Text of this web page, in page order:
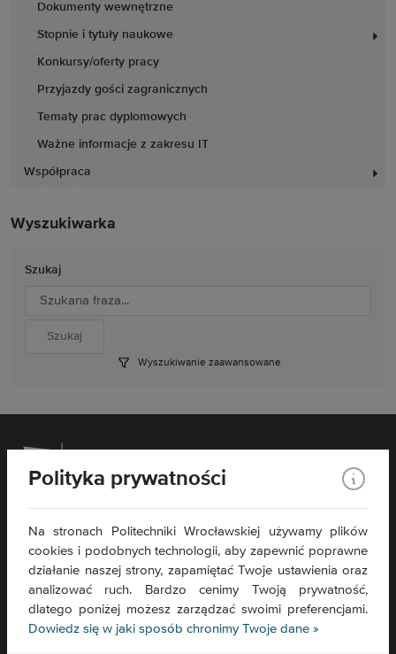
Dokumenty wewnętrzne
Stopnie i tytuły naukowe
Konkursy/oferty pracy
Przyjazdy gości zagranicznych
Tematy prac dyplomowych
Ważne informacje z zakresu IT
Współpraca
Wyszukiwarka
Szukaj
Wyszukiwanie zaawansowane
Wydział Chemiczny
ul. C. K. Norwida 4/6
50-373 Wrocław
Kontakt »
Mapa serwisu »
Deklaracja dostępności »
Polityka prywatności
Na stronach Politechniki Wrocławskiej używamy plików
cookies i podobnych technologii, aby zapewnić poprawne
działanie naszej strony, zapamiętać Twoje ustawienia oraz
analizować ruch. Bardzo cenimy Twoją prywatność,
dlatego poniżej możesz zarządzać swoimi preferencjami.
Dowiedz się w jaki sposób chronimy Twoje dane »